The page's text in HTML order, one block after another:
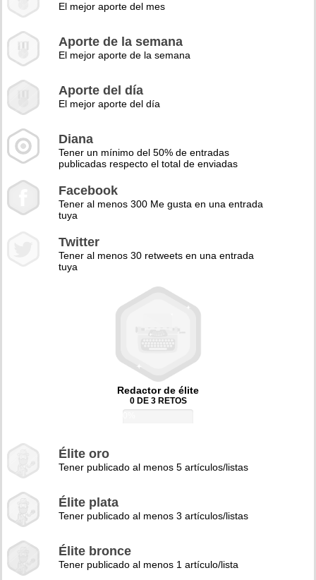
El mejor aporte del mes
Aporte de la semana
El mejor aporte de la semana
Aporte del día
El mejor aporte del día
Diana
Tener un mínimo del 50% de entradas
publicadas respecto el total de enviadas
Facebook
Tener al menos 300 Me gusta en una entrada
tuya
Twitter
Tener al menos 30 retweets en una entrada
tuya
Redactor de élite
0 DE 3 RETOS
Élite oro
Tener publicado al menos 5 artículos/listas
Élite plata
Tener publicado al menos 3 artículos/listas
Élite bronce
Tener publicado al menos 1 artículo/lista